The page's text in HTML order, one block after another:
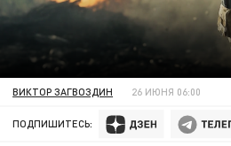
ВИКТОР ЗАГВОЗДИН 26 ИЮНЯ 06:00
ПОДПИШИТЕСЬ: